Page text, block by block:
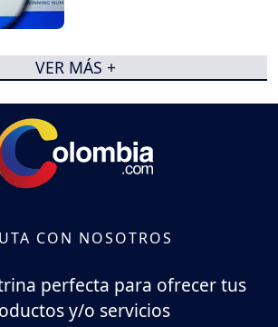
VER MÁS +
CON NOSOTROS
perfecta para ofrecer tus
y/o servicios